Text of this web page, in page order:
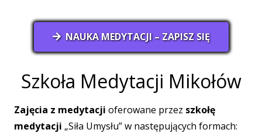
NAUKA MEDYTACJI – ZAPISZ SIĘ
Szkoła Medytacji Mikołów
Zajęcia z medytacji oferowane przez szkołę
medytacji „Siła Umysłu” w następujących formach: